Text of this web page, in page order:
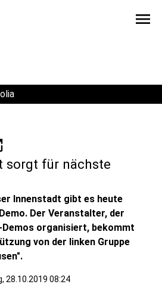
menu
sorgt für nächste
Innenstadt gibt es heute
Der Veranstalter, der
organisiert, bekommt
von der linken Gruppe
28.10.2019 08:24